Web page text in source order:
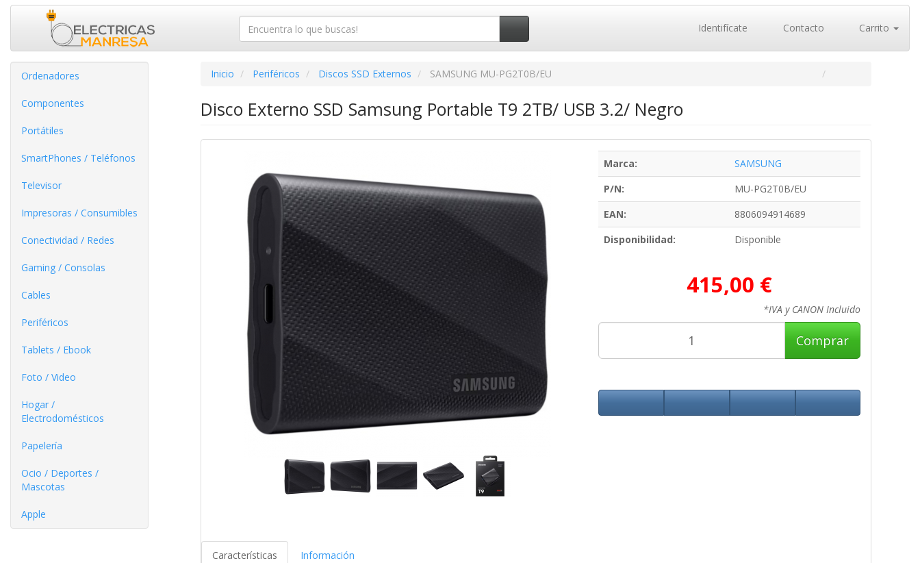
Identifícate Contacto Carrito
Ordenadores
Componentes
Portátiles
SmartPhones / Teléfonos
Televisor
Impresoras / Consumibles
Conectividad / Redes
Gaming / Consolas
Cables
Periféricos
Tablets / Ebook
Foto / Video
Hogar /
Electrodomésticos
Papelería
Ocio / Deportes /
Mascotas
Apple
Inicio Periféricos Discos SSD Externos SAMSUNG MU-PG2T0B/EU
Disco Externo SSD Samsung Portable T9 2TB/ USB 3.2/ Negro
Marca:
SAMSUNG
P/N:
MU-PG2T0B/EU
EAN:
8806094914689
Disponibilidad:
Disponible
415,00 €
*IVA y CANON Incluido
Comprar
Características Información